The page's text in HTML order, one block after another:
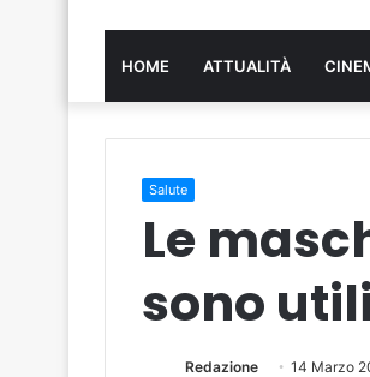
HOME ATTUALITÀ
Salute
Le
sono
Redazione 14 Marzo